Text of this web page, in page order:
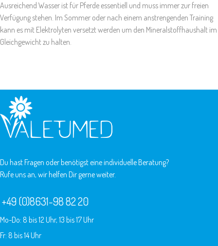
Ausreichend Wasser ist für Pferde essentiell und muss immer zur freien
Verfügung stehen. Im Sommer oder nach einem anstrengenden Training
kann es mit Elektrolyten versetzt werden um den Mineralstoffhaushalt im
Gleichgewicht zu halten.
Du hast Fragen oder benötigst eine individuelle Beratung?
Rufe uns an, wir helfen Dir gerne weiter.
+49 (0)8631-98 82 20
Mo-Do: 8 bis 12 Uhr, 13 bis 17 Uhr
Fr: 8 bis 14 Uhr